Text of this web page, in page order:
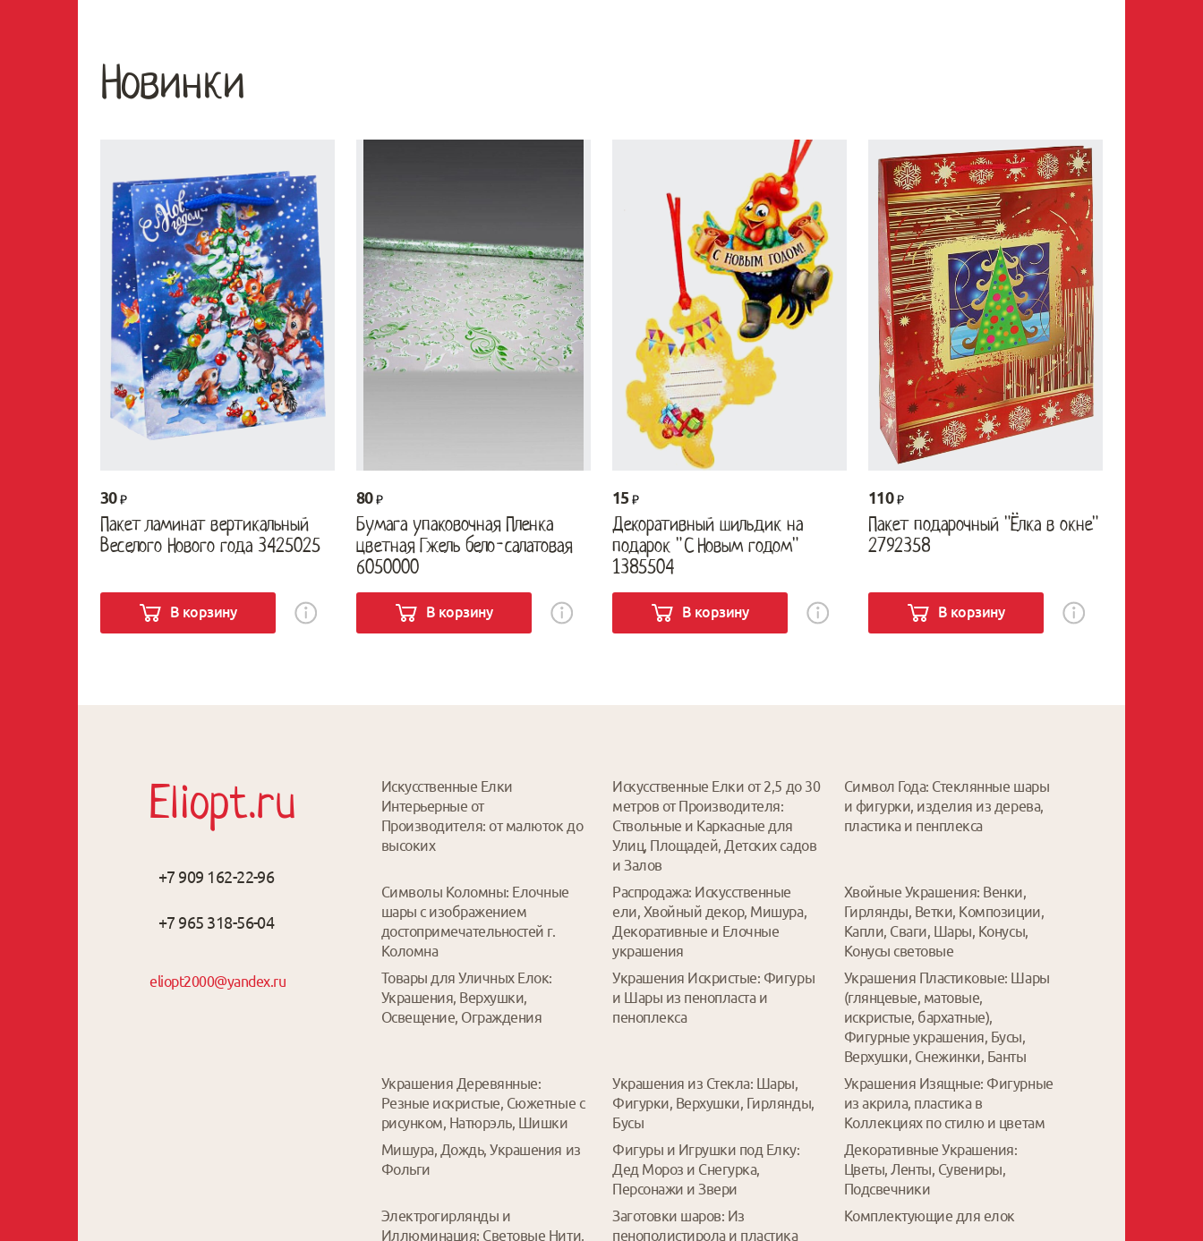
Новинки
30
Пакет ламинат вертикальный
Веселого Нового года 3425025
В корзину
80
Бумага упаковочная Пленка
цветная Гжель бело-салатовая
6050000
В корзину
15
Декоративный шильдик на
подарок "С Новым годом"
1385504
В корзину
110
Пакет подарочный "Ёлка в окне"
2792358
В корзину
Eliopt.ru
+7 909 162-22-96
+7 965 318-56-04
eliopt2000@yandex.ru
Искусственные Елки
Интерьерные от
Производителя: от малюток до
высоких
Искусственные Елки от 2,5 до 30
метров от Производителя:
Ствольные и Каркасные для
Улиц, Площадей, Детских садов
и Залов
Символ Года: Стеклянные шары
и фигурки, изделия из дерева,
пластика и пенплекса
Символы Коломны: Елочные
шары с изображением
достопримечательностей г.
Коломна
Распродажа: Искусственные
ели, Хвойный декор, Мишура,
Декоративные и Елочные
украшения
Хвойные Украшения: Венки,
Гирлянды, Ветки, Композиции,
Капли, Сваги, Шары, Конусы,
Конусы световые
Товары для Уличных Елок:
Украшения, Верхушки,
Освещение, Ограждения
Украшения Искристые: Фигуры
и Шары из пенопласта и
пеноплекса
Украшения Пластиковые: Шары
(глянцевые, матовые,
искристые, бархатные),
Фигурные украшения, Бусы,
Верхушки, Снежинки, Банты
Украшения Деревянные:
Резные искристые, Сюжетные с
рисунком, Натюрэль, Шишки
Украшения из Стекла: Шары,
Фигурки, Верхушки, Гирлянды,
Бусы
Украшения Изящные: Фигурные
из акрила, пластика в
Коллекциях по стилю и цветам
Мишура, Дождь, Украшения из
Фольги
Фигуры и Игрушки под Елку:
Дед Мороз и Снегурка,
Персонажи и Звери
Декоративные Украшения:
Цветы, Ленты, Сувениры,
Подсвечники
Электрогирлянды и
Иллюминация: Световые Нити,
Заготовки шаров: Из
пенополистирола и пластика
Комплектующие для елок